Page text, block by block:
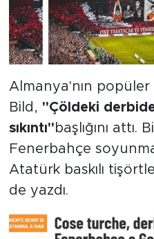
Almanya'nın popüler
Bild, "Çöldeki
sıkıntı" başlığını attı.
Fenerbahçe
Atatürk baskılı
de yazdı.